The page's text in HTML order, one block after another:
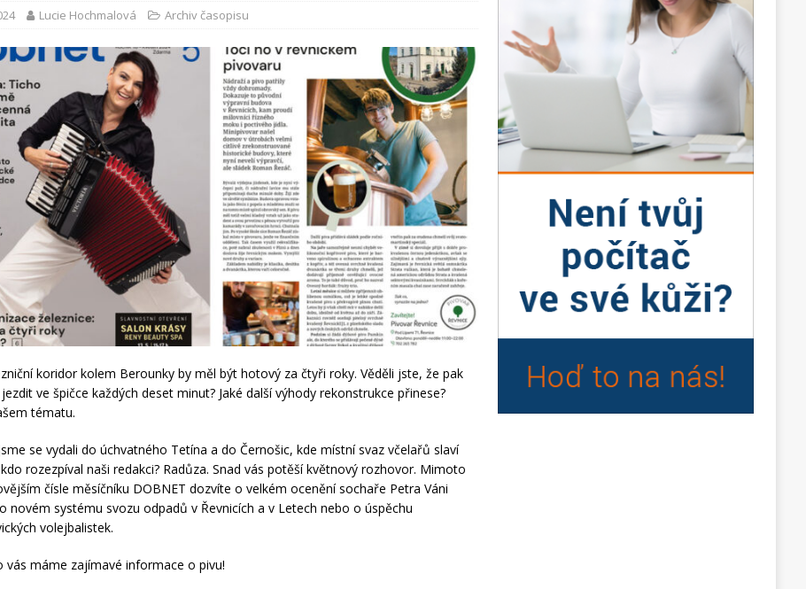
Lucie Hochmalová Archiv časopisu
koridor kolem Berounky by měl být hotový za čtyři roky. Věděli jste, že pak
ve špičce každých deset minut? Jaké další výhody rekonstrukce přinese?
tématu.
se vydali do úchvatného Tetína a do Černošic, kde místní svaz včelařů slaví
rozezpíval naši redakci? Radůza. Snad vás potěší květnový rozhovor. Mimoto
čísle měsíčníku DOBNET dozvíte o velkém ocenění sochaře Petra Váni
novém systému svozu odpadů v Řevnicích a v Letech nebo o úspěchu
volejbalistek.
vás máme zajímavé informace o pivu!